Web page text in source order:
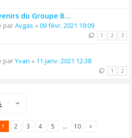
du Groupe B...
parAvgas « 09 févr. 2021 19:09
1 2 3
parYvan « 11 janv. 2021 12:38
1 2
1 2 3 4 5 … 10